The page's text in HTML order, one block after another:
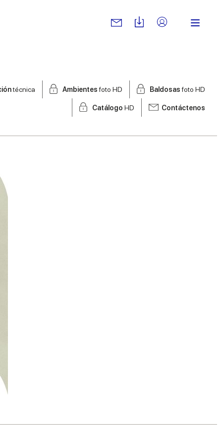
técnica Ambientesfoto HD Baldosasfoto HD
Catálogo HD Contáctenos